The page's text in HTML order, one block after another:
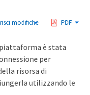
modifiche PDF
piattaforma è stata
per
risorsa di
utilizzando le